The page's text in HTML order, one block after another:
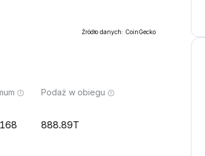
Źródło danych: CoinGecko
Podaż w obiegu
888.89T